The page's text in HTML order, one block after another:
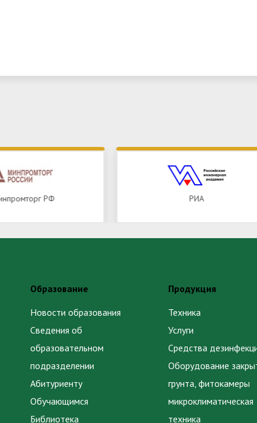
РФ РИА
Образование
Новости образования
Сведения об
образовательном
подразделении
Абитуриенту
Обучающимся
Библиотека
Продукция
Техника
Услуги
Средства
Оборудование
грунта, фитокамеры
микроклиматическая
техника